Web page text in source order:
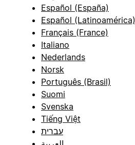
Español (España)
Español (Latinoamérica)
Français (France)
Italiano
Nederlands
Norsk
Português (Brasil)
Suomi
Svenska
Tiếng Việt
עברית